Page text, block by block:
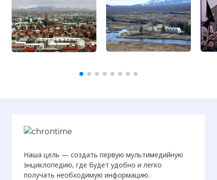
Наша цель — создать первую мультимедийную
энциклопедию, где будет удобно и легко
получать необходимую информацию.